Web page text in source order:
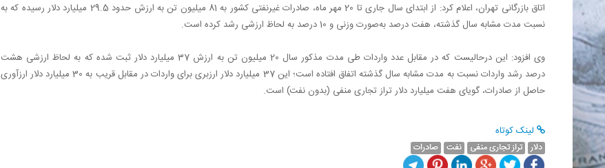
اتاق بازرگانی تهران، اعلام کرد: از ابتدای سال جاری تا 20 مهر ماه، صادرات غیرنفتی کشور به 81 میلیون تن به ارزش حدود 29.5 میلیارد دلار رسیده که به
نسبت مدت مشابه سال گذشته، هفت درصد به‌صورت وزنی و 10 درصد به لحاظ ارزشی رشد کرده است.
وی افزود: این درحالیست که در مقابل عدد واردات طی مدت مذکور سال 20 میلیون تن به ارزش 37 میلیارد دلار ثبت شده که به لحاظ ارزشی هشت
درصد رشد واردات نسبت به مدت مشابه سال گذشته اتفاق افتاده است؛ این 37 میلیارد دلار ارزبری برای واردات در مقابل قریب به 30 میلیارد دلار ارزآوری
حاصل از صادرات، گویای هفت میلیارد دلار تراز تجاری منفی (بدون نفت) است.
لینک کوتاه
دلار تراز تجاری منفی نفت صادرات